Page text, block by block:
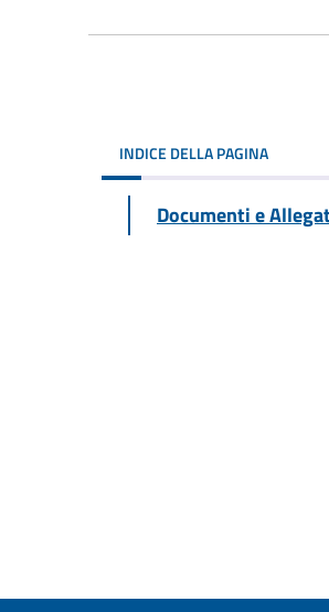
INDICE DELLA PAGINA
Documenti e